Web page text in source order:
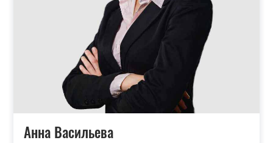
Анна Васильева